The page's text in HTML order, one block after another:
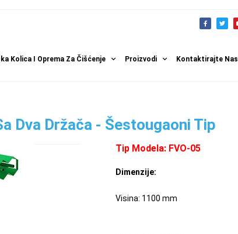
Kolica I Oprema Za Čišćenje Proizvodi Kontaktirajte Nas
Dva Držača - Šestougaoni Tip
Tip Modela: FVO-05
Dimenzije:
Visina: 1100 mm